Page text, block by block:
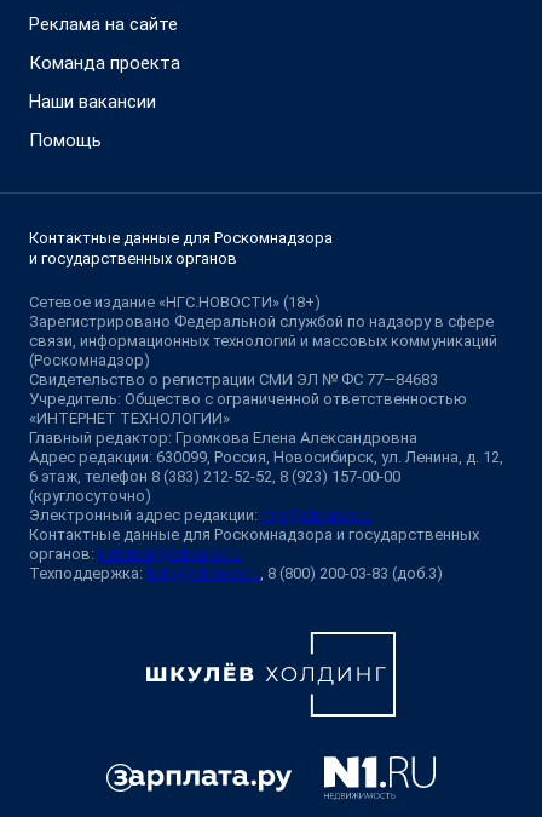
Реклама на сайте
Команда проекта
Наши вакансии
Помощь
Контактные данные для Роскомнадзора
и государственных органов
Сетевое издание «НГС.НОВОСТИ» (18+)
Зарегистрировано Федеральной службой по надзору в сфере
связи, информационных технологий и массовых коммуникаций
(Роскомнадзор)
Свидетельство о регистрации СМИ ЭЛ № ФС 77—84683
Учредитель: Общество с ограниченной ответственностью
«ИНТЕРНЕТ ТЕХНОЛОГИИ»
Главный редактор: Громкова Елена Александровна
Адрес редакции: 630099, Россия, Новосибирск, ул. Ленина, д. 12,
6 этаж, телефон 8 (383) 212-52-52, 8 (923) 157-00-00
(круглосуточно)
Электронный адрес редакции: ngs@shkulev.ru
Контактные данные для Роскомнадзора и государственных
органов: juristnsk@shkulev.ru
Техподдержка: help@shkulev.ru, 8 (800) 200-03-83 (доб.3)